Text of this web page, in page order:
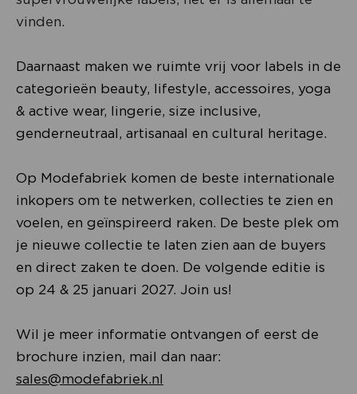
vinden.
Daarnaast maken we ruimte vrij voor labels in de
categorieën beauty, lifestyle, accessoires, yoga
& active wear, lingerie, size inclusive,
genderneutraal, artisanaal en cultural heritage.
Op Modefabriek komen de beste internationale
inkopers om te netwerken, collecties te zien en
voelen, en geïnspireerd raken. De beste plek om
je nieuwe collectie te laten zien aan de buyers
en direct zaken te doen. De volgende editie is
op 24 & 25 januari 2027. Join us!
Wil je meer informatie ontvangen of eerst de
brochure inzien, mail dan naar:
sales@modefabriek.nl